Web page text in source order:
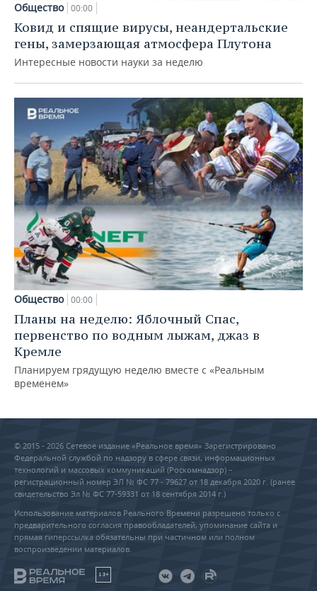
Общество 00:00
Ковид и спящие вирусы, неандертальские
гены, замерзающая атмосфера Плутона
Интересные новости науки за неделю
Общество 00:00
Планы на неделю: Яблочный Спас,
первенство по водным лыжам, джаз в
Кремле
Планируем грядущую неделю вместе с «Реальным
временем»
© 2015 - 2026 Сетевое издание «Реальное время» Зарегистрировано
Федеральной службой по надзору в сфере связи, информационных
технологий и массовых коммуникаций (Роскомнадзор) –
регистрационный номер ЭЛ № ФС 77 - 79627 от 18 декабря 2020 г. (ранее
свидетельство Эл № ФС 77-59331 от 18 сентября 2014 г.)
Использование материалов Реального Времени разрешено только с
предварительного согласия правообладателей, упоминание сайта и
прямая гиперссылка обязательны при частичном или полном
воспроизведении материалов.
18+